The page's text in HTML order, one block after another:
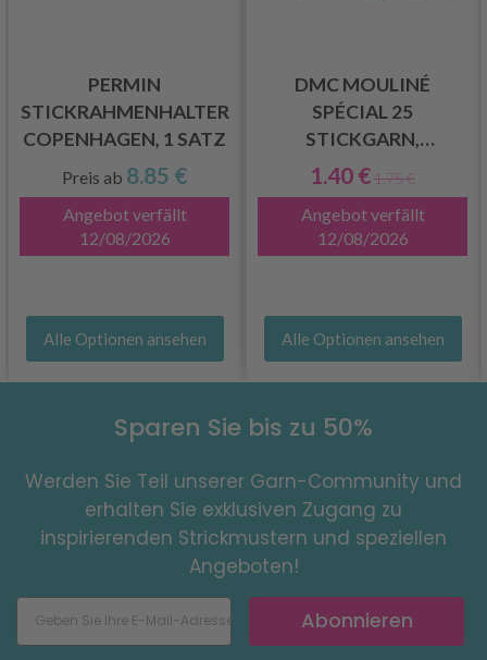
PERMIN
STICKRAHMENHALTER
COPENHAGEN, 1 SATZ
Preis ab 8.85 €
Angebot verfällt
12/08/2026
Alle Optionen ansehen
DMC MOULINÉ
SPÉCIAL 25
STICKGARN,
EINFARBIG,
ROTE/GELBE/ORANGE
FARBTÖNE
1.40 €1.75 €
Angebot verfällt
12/08/2026
Alle Optionen ansehen
Sparen Sie bis zu 50%
Werden Sie Teil unserer Garn-Community und
erhalten Sie exklusiven Zugang zu
inspirierenden Strickmustern und speziellen
Angeboten!
Abonnieren